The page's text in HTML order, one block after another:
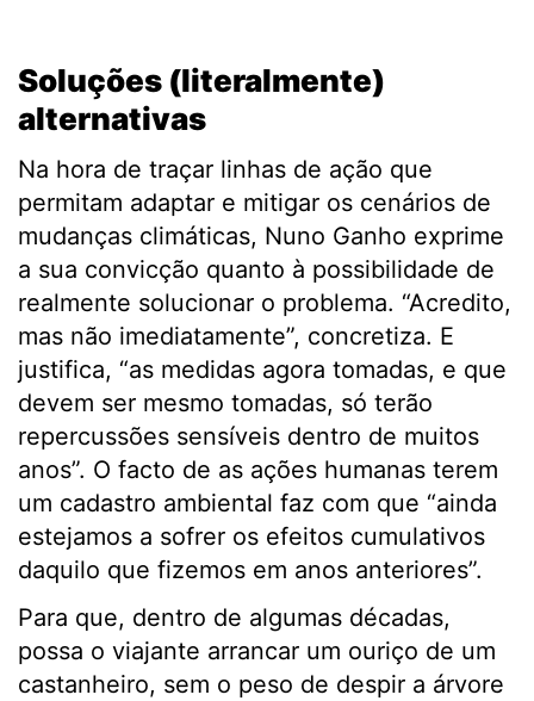
Soluções (literalmente)
alternativas
Na hora de traçar linhas de ação que
permitam adaptar e mitigar os cenários de
mudanças climáticas, Nuno Ganho exprime
a sua convicção quanto à possibilidade de
realmente solucionar o problema. “Acredito,
mas não imediatamente”, concretiza. E
justifica, “as medidas agora tomadas, e que
devem ser mesmo tomadas, só terão
repercussões sensíveis dentro de muitos
anos”. O facto de as ações humanas terem
um cadastro ambiental faz com que “ainda
estejamos a sofrer os efeitos cumulativos
daquilo que fizemos em anos anteriores”.
Para que, dentro de algumas décadas,
possa o viajante arrancar um ouriço de um
castanheiro, sem o peso de despir a árvore